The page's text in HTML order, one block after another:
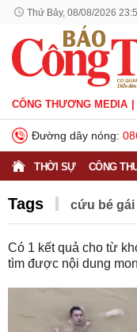
Thứ Bảy, 08/08/2026
CÔNG THƯƠNG MEDIA
Đường dây nóng:
THỜI SỰ CÔNG
Tags cứu bé
Có 1 kết quả cho từ
tìm được nội dung